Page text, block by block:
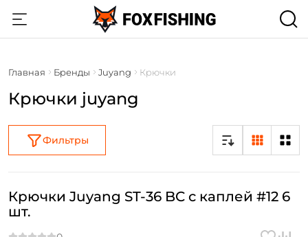
Главная Бренды Juyang Крючки
Крючки juyang
Фильтры
Крючки Juyang ST-36 BC c каплей #12 6
шт.